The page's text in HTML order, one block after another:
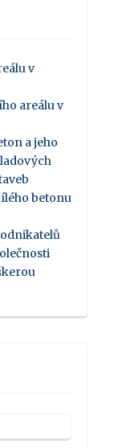
v
areálu v
a jeho
betonu